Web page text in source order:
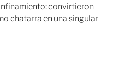
convirtieron
chatarra en una singular